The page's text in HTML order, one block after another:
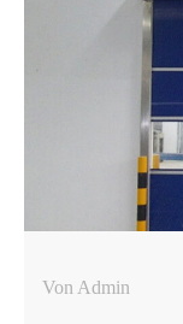
Vorteil, wo
des Torblatts ein
des Tores liegt
aus der
Führungssystem,
Wartungsplan
Für Käufer, die
Von Admin